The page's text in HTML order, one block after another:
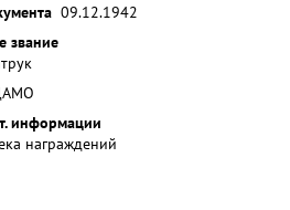
09.12.1942
звание
информации
награждений